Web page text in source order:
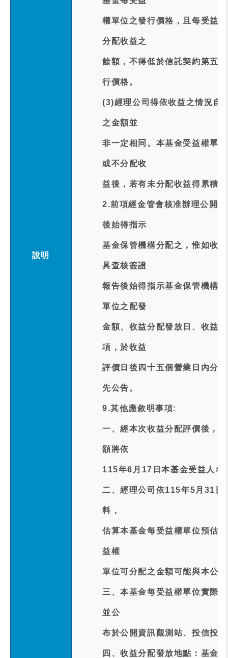
說明
權單位之發行價格，且每受益
分配收益之
餘額，不得低於信託契約第五
行價格。
(3)經理公司得依收益之情況自
之金額並
非一定相同。本基金受益權單
或不分配收
益後，若有未分配收益得累積
2.前項經金管會核准辦理公開
後始得指示
基金保管機構分配之，惟如收
具查核簽證
報告後始得指示基金保管機構
單位之配發
金額、收益分配發放日、收益
項，於收益
評價日後四十五個營業日內分
先公告。
9.其他應敘明事項:
一、經本次收益分配評價後，
額將依
115年6月17日本基金受益人名
二、經理公司依115年5月31日
料，
估算本基金每受益權單位預估
益權
單位可分配之金額可能與本公
三、本基金每受益權單位實際
並公
布於公開資訊觀測站、投信投
四、收益分配發放地點：基金